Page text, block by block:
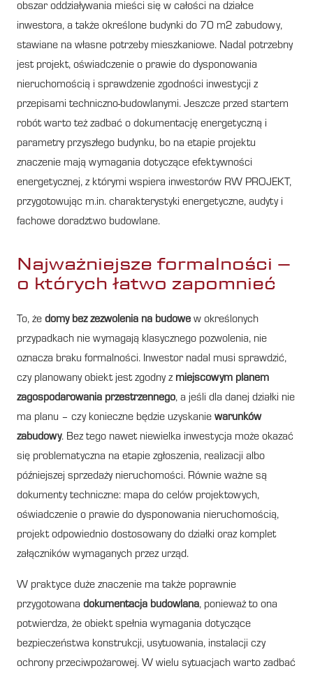
obszar oddziaływania mieści się w całości na działce
inwestora, a także określone budynki do 70 m2 zabudowy,
stawiane na własne potrzeby mieszkaniowe. Nadal potrzebny
jest projekt, oświadczenie o prawie do dysponowania
nieruchomością i sprawdzenie zgodności inwestycji z
przepisami techniczno-budowlanymi. Jeszcze przed startem
robót warto też zadbać o dokumentację energetyczną i
parametry przyszłego budynku, bo na etapie projektu
znaczenie mają wymagania dotyczące efektywności
energetycznej, z którymi wspiera inwestorów RW PROJEKT,
przygotowując m.in. charakterystyki energetyczne, audyty i
fachowe doradztwo budowlane.
Najważniejsze formalności –
o których łatwo zapomnieć
To, że domy bez zezwolenia na budowe w określonych
przypadkach nie wymagają klasycznego pozwolenia, nie
oznacza braku formalności. Inwestor nadal musi sprawdzić,
czy planowany obiekt jest zgodny z miejscowym planem
zagospodarowania przestrzennego, a jeśli dla danej działki nie
ma planu – czy konieczne będzie uzyskanie warunków
zabudowy. Bez tego nawet niewielka inwestycja może okazać
się problematyczna na etapie zgłoszenia, realizacji albo
późniejszej sprzedaży nieruchomości. Równie ważne są
dokumenty techniczne: mapa do celów projektowych,
oświadczenie o prawie do dysponowania nieruchomością,
projekt odpowiednio dostosowany do działki oraz komplet
załączników wymaganych przez urząd.
W praktyce duże znaczenie ma także poprawnie
przygotowana dokumentacja budowlana, ponieważ to ona
potwierdza, że obiekt spełnia wymagania dotyczące
bezpieczeństwa konstrukcji, usytuowania, instalacji czy
ochrony przeciwpożarowej. W wielu sytuacjach warto zadbać